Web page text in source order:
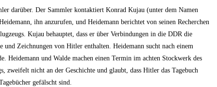
darüber. Der Sammler kontaktiert Konrad Kujau (unter dem Namen
ihn anzurufen, und Heidemann berichtet von seinen Recherchen
Kujau behauptet, dass er über Verbindungen in die DDR die
und Zeichnungen von Hitler enthalten. Heidemann sucht nach einem
und Walde machen einen Termin im achten Stockwerk des
zweifelt nicht an der Geschichte und glaubt, dass Hitler das Tagebuch
gefälscht sind.